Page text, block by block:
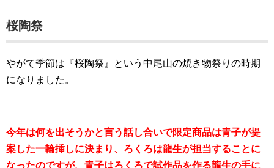
桜陶祭
やがて季節は『桜陶祭』という中尾山の焼き物祭りの時期
になりました。
今年は何を出そうかと言う話し合いで限定商品は青子が提
案した一輪挿しに決まり、ろくろは龍生が担当することに
なったのですが、青子はろくろで試作品を作る龍生の手に